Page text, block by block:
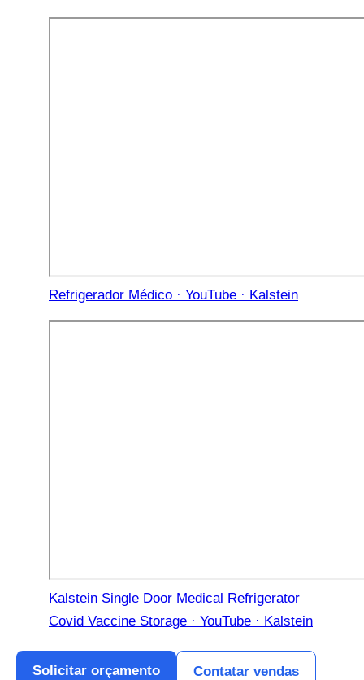
Refrigerador Médico · YouTube · Kalstein
Kalstein Single Door Medical Refrigerator
Covid Vaccine Storage · YouTube · Kalstein
Solicitar orçamento Contatar vendas